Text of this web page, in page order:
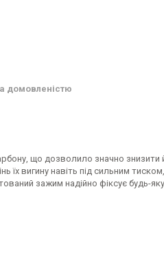
домовленістю
що дозволило значно знизити
їх вигину навіть під сильним
зажим надійно фіксує будь-